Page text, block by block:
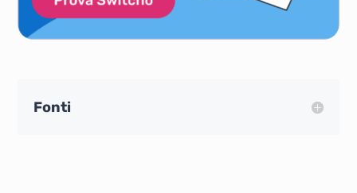
Fonti